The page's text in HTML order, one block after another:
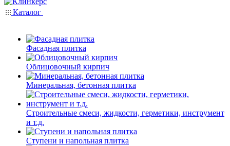
Каталог
Фасадная плитка
Облицовочный кирпич
Минеральная, бетонная плитка
Строительные смеси, жидкости, герметики, инструмент
и т.д.
Ступени и напольная плитка